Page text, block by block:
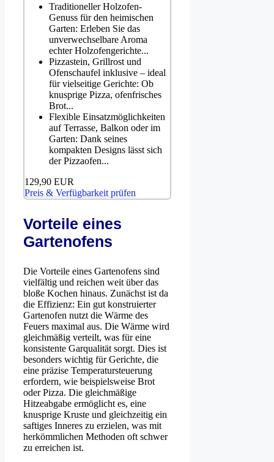
Traditioneller Holzofen-
Genuss für den heimischen
Garten: Erleben Sie das
unverwechselbare Aroma
echter Holzofengerichte...
Pizzastein, Grillrost und
Ofenschaufel inklusive – ideal
für vielseitige Gerichte: Ob
knusprige Pizza, ofenfrisches
Brot...
Flexible Einsatzmöglichkeiten
auf Terrasse, Balkon oder im
Garten: Dank seines
kompakten Designs lässt sich
der Pizzaofen...
129,90 EUR
Preis & Verfügbarkeit prüfen
Vorteile eines
Gartenofens
Die Vorteile eines Gartenofens sind
vielfältig und reichen weit über das
bloße Kochen hinaus. Zunächst ist da
die Effizienz: Ein gut konstruierter
Gartenofen nutzt die Wärme des
Feuers maximal aus. Die Wärme wird
gleichmäßig verteilt, was für eine
konsistente Garqualität sorgt. Dies ist
besonders wichtig für Gerichte, die
eine präzise Temperatursteuerung
erfordern, wie beispielsweise Brot
oder Pizza. Die gleichmäßige
Hitzeabgabe ermöglicht es, eine
knusprige Kruste und gleichzeitig ein
saftiges Inneres zu erzielen, was mit
herkömmlichen Methoden oft schwer
zu erreichen ist.